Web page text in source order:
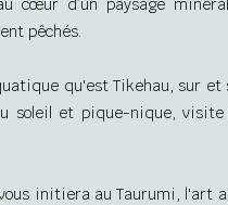
cœur d’un paysage
pêchés.
qu'est Tikehau, sur et
soleil et pique-nique, visite
initiera au Taurumi, l'art